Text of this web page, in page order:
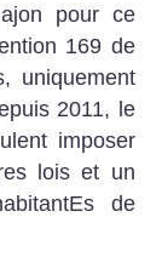
pour ce
169 de
uniquement
2011, le
imposer
lois et un
de